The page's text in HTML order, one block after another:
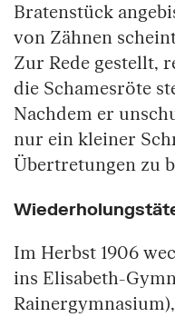
Bratenstück
von Zähnen
Zur Rede gestellt,
die Schamesröte
Nachdem er
nur ein kleiner
Übertretungen zu
Im Herbst 1906
ins Elisabeth-